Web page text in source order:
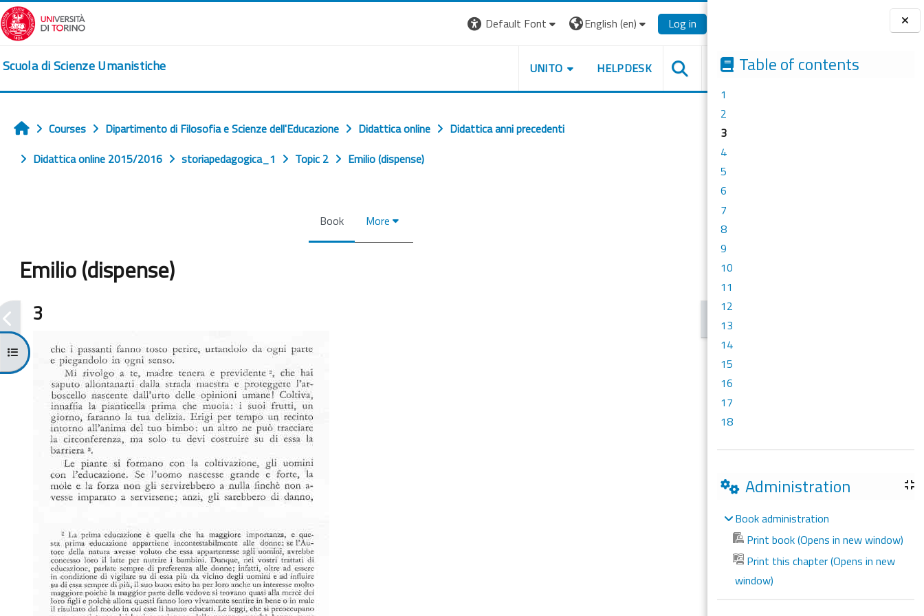
Skip to main content
Blocks
Table of contents
1
2
3
4
5
6
7
8
9
10
11
12
13
14
15
16
17
18
Administration
Book administration
Print book (Opens in new window)
Print this chapter (Opens in new
window)
Default Font English ‎(en)‎ Log in
Scuola di Scienze Umanistiche UNITO HELPDESK
Open course index
Home
Courses Dipartimento di Filosofia e Scienze dell'Educazione Didattica online
Didattica anni precedenti
Didattica online 2015/2016
storiapedagogica_1 Topic 2 Emilio (dispense)
Book More
Emilio (dispense)
3